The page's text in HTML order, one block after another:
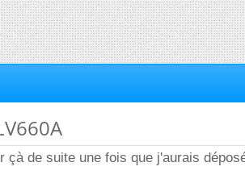
çà de suite une fois que j'aurais